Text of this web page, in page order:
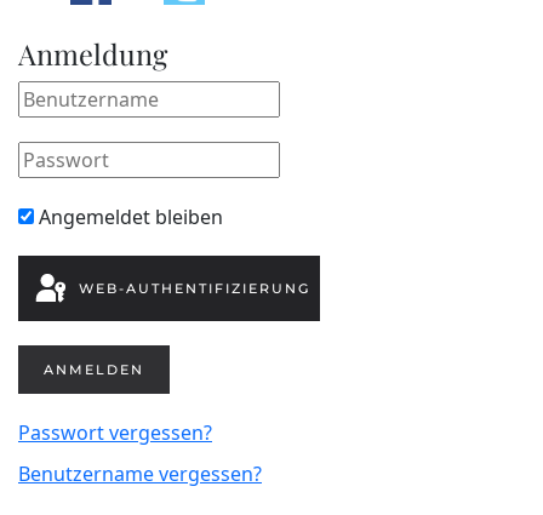
Anmeldung
Angemeldet bleiben
WEB-AUTHENTIFIZIERUNG
ANMELDEN
Passwort vergessen?
Benutzername vergessen?